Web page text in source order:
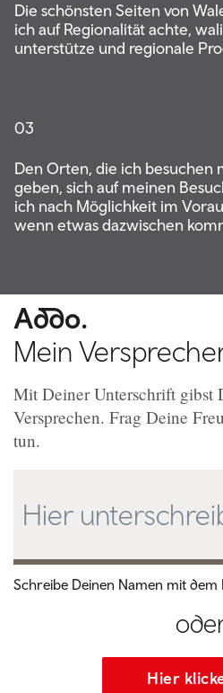
Die schönsten Seiten von
ich auf Regionalität achte,
unterstütze und regionale
03
Den Orten, die ich besuchen
geben, sich auf meinen
ich nach Möglichkeit im
wenn etwas dazwischen
Addo.
Mein
Mit Deiner Unterschrift gibst
Versprechen. Frag Deine
tun.
Hier
Schreibe Deinen Namen mit
Hier